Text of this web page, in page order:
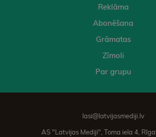
Reklāma
Abonēšana
Grāmatas
Zīmoli
Par grupu
lasi@latvijasmediji.lv
AS "Latvijas Mediji", Toma iela 4,